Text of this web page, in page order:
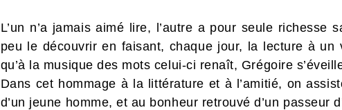
L’un n’a jamais aimé lire, l’autre a pour seule
peu le découvrir en faisant, chaque jour, la lecture à
qu’à la musique des mots celui-ci renaît, Grégoire
Dans cet hommage à la littérature et à l’amitié, on
d’un jeune homme, et au bonheur retrouvé d’un passeur